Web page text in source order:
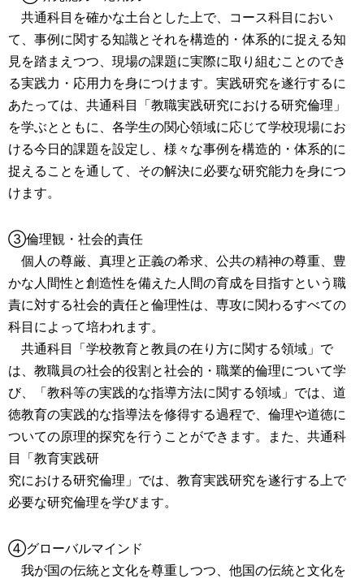
共通科目を確かな土台とした上で、コース科目におい
て、事例に関する知識とそれを構造的・体系的に捉える知
見を踏まえつつ、現場の課題に実際に取り組むことのでき
る実践力・応用力を身につけます。実践研究を遂行するに
あたっては、共通科目「教職実践研究における研究倫理」
を学ぶとともに、各学生の関心領域に応じて学校現場にお
ける今日的課題を設定し、様々な事例を構造的・体系的に
捉えることを通して、その解決に必要な研究能力を身につ
けます。
③倫理観・社会的責任
個人の尊厳、真理と正義の希求、公共の精神の尊重、豊
かな人間性と創造性を備えた人間の育成を目指すという職
責に対する社会的責任と倫理性は、専攻に関わるすべての
科目によって培われます。
共通科目「学校教育と教員の在り方に関する領域」で
は、教職員の社会的役割と社会的・職業的倫理について学
び、「教科等の実践的な指導方法に関する領域」では、道
徳教育の実践的な指導法を修得する過程で、倫理や道徳に
ついての原理的探究を行うことができます。また、共通科
目「教育実践研
究における研究倫理」では、教育実践研究を遂行する上で
必要な研究倫理を学びます。
④グローバルマインド
我が国の伝統と文化を尊重しつつ、他国の伝統と文化を